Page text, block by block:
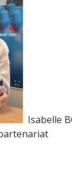
Isabelle